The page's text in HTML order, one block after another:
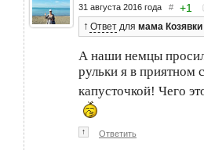
31 августа 2016 года # +1
↑ Ответ для мама Козявки
А наши немцы
рульки я в приятном
капусточкой! Чего
↑ Ответить